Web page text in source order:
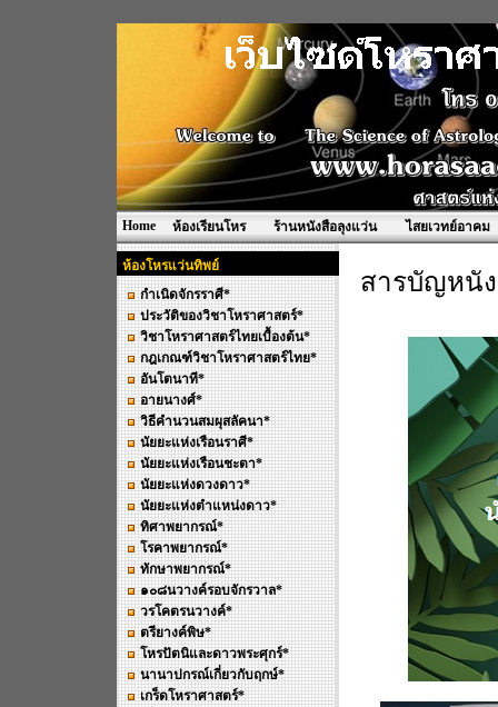
Home ห้องเรียนโหร ร้านหนังสือลุงแว่น ไสยเวทย์อาคม
ห้องโหรแว่นทิพย์
กำเนิดจักรราศี*
ประวัติของวิชาโหราศาสตร์*
วิชาโหราศาสตร์ไทยเบื้องต้น*
กฎเกณฑ์วิชาโหราศาสตร์ไทย*
อันโตนาที*
อายนางศ์*
วิธีคำนวนสมผุสลัคนา*
นัยยะแห่งเรือนราศี*
นัยยะแห่งเรือนชะตา*
นัยยะแห่งดวงดาว*
นัยยะแห่งตำแหน่งดาว*
ทิศาพยากรณ์*
โรคาพยากรณ์*
ทักษาพยากรณ์*
๑๐๘นวางค์รอบจักรวาล*
วรโคตรนวางค์*
ตรียางค์พิษ*
โหรปัตนิและดาวพระศุกร์*
นานาปกรณ์เกี่ยวกับฤกษ์*
เกร็ดโหราศาสตร์*
สารบัญหนั